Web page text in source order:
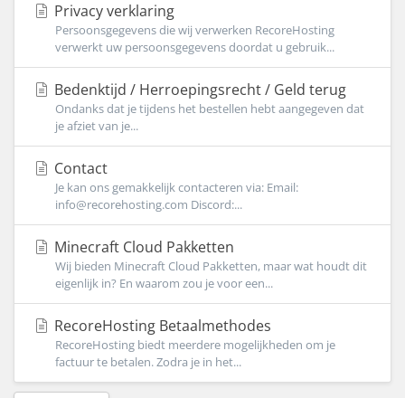
Privacy verklaring
Persoonsgegevens die wij verwerken RecoreHosting
verwerkt uw persoonsgegevens doordat u gebruik...
Bedenktijd / Herroepingsrecht / Geld terug
Ondanks dat je tijdens het bestellen hebt aangegeven dat
je afziet van je...
Contact
Je kan ons gemakkelijk contacteren via: Email:
info@recorehosting.com Discord:...
Minecraft Cloud Pakketten
Wij bieden Minecraft Cloud Pakketten, maar wat houdt dit
eigenlijk in? En waarom zou je voor een...
RecoreHosting Betaalmethodes
RecoreHosting biedt meerdere mogelijkheden om je
factuur te betalen. Zodra je in het...